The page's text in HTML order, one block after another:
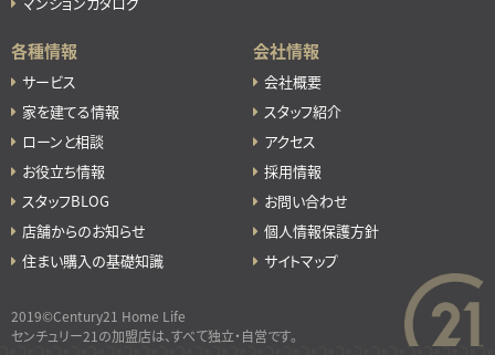
各種情報
サービス
家を建てる情報
ローンと相談
お役立ち情報
スタッフBLOG
店舗からのお知らせ
住まい購入の基礎知識
会社情報
会社概要
スタッフ紹介
アクセス
採用情報
お問い合わせ
個人情報保護方針
サイトマップ
2019©Century21 Home Life
センチュリー21の加盟店は、すべて独立・自営です。